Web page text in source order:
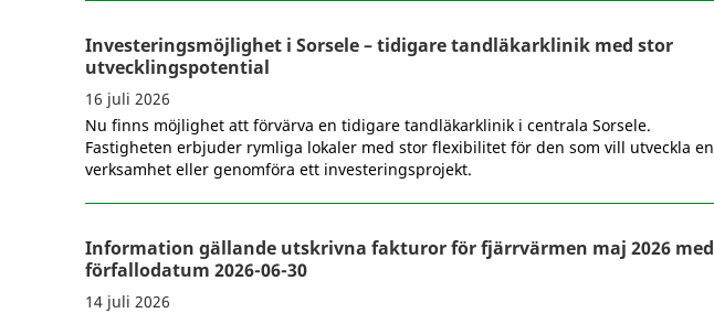
Investeringsmöjlighet i Sorsele – tidigare tandläkarklinik med stor
utvecklingspotential
16 juli 2026
Nu finns möjlighet att förvärva en tidigare tandläkarklinik i centrala Sorsele.
Fastigheten erbjuder rymliga lokaler med stor flexibilitet för den som vill utveckla en
verksamhet eller genomföra ett investeringsprojekt.
Information gällande utskrivna fakturor för fjärrvärmen maj 2026 med
förfallodatum 2026-06-30
14 juli 2026